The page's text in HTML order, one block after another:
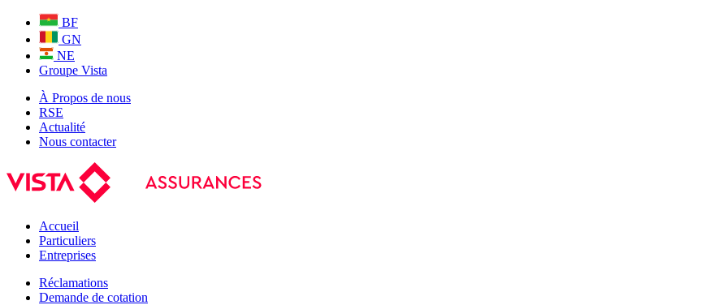
BF
GN
NE
Groupe Vista
À Propos de nous
RSE
Actualité
Nous contacter
Accueil
Particuliers
Entreprises
Réclamations
Demande de cotation